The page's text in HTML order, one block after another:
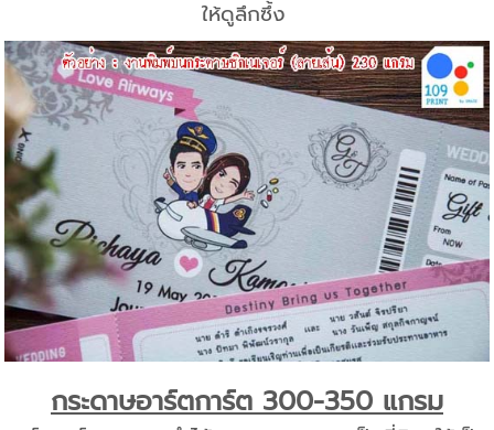
ให้ดูลึกซึ้ง
กระดาษอาร์ตการ์ต 300-350 แกรม